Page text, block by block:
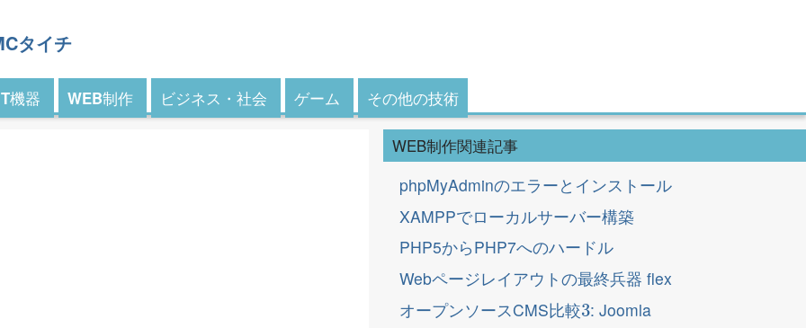
タイチ
機器 WEB制作 ビジネス・社会 ゲーム その他の技術
WEB制作関連記事
phpMyAdminのエラーとインストール
XAMPPでローカルサーバー構築
PHP5からPHP7へのハードル
Webページレイアウトの最終兵器 flex
オープンソースCMS比較
3
: Joomla